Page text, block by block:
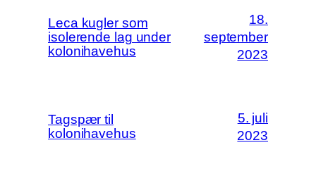
Leca kugler som
isolerende lag under
kolonihavehus
18.
september
2023
Tagspær til
kolonihavehus
5. juli
2023